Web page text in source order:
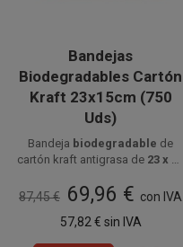
Bandejas
Biodegradables Cartón
Kraft 23x15cm (750
Uds)
Bandeja biodegradable de
cartón kraft antigrasa de 23 x 15
perfecta para servir o
transportar raciones
individuales en hostelería, Take
Away o eventos.
de 750 unidades, distribuidas
en 15 paquetes de 50 unidades.
87,45 € 69,96 € con IVA
57,82 € sin IVA